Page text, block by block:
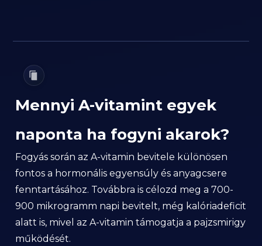
Mennyi A-vitamint egyek
naponta ha fogyni akarok?
Fogyás során az A-vitamin bevitele különösen
fontos a hormonális egyensúly és anyagcsere
fenntartásához. Továbbra is célozd meg a 700-
900 mikrogramm napi bevitelt, még kalóriadeficit
alatt is, mivel az A-vitamin támogatja a pajzsmirigy
működését.